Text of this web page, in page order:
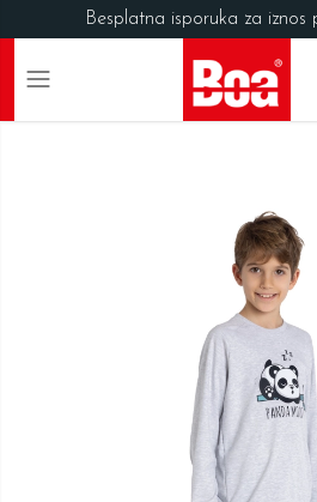
Besplatna isporuka za iznos